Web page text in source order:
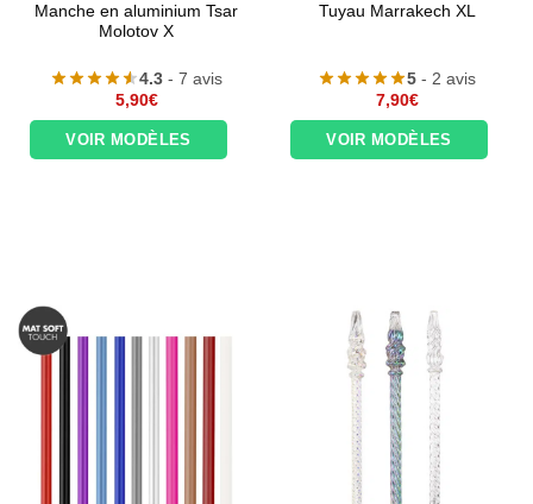
Manche en aluminium Tsar
Molotov X
4.3 - 7 avis
5,90€
VOIR MODÈLES
Tuyau Marrakech XL
5 - 2 avis
7,90€
VOIR MODÈLES